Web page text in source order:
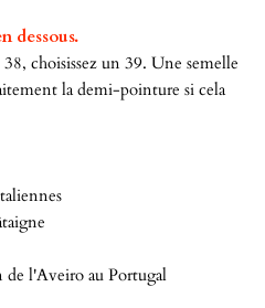
dessous.
choisissez un 39. Une semelle
la demi-pointure si cela
de l'Aveiro au Portugal